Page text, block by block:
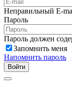
Неправильный E-
Пароль
Пароль должен
Запомнить меня
Напомнить пароль
Войти